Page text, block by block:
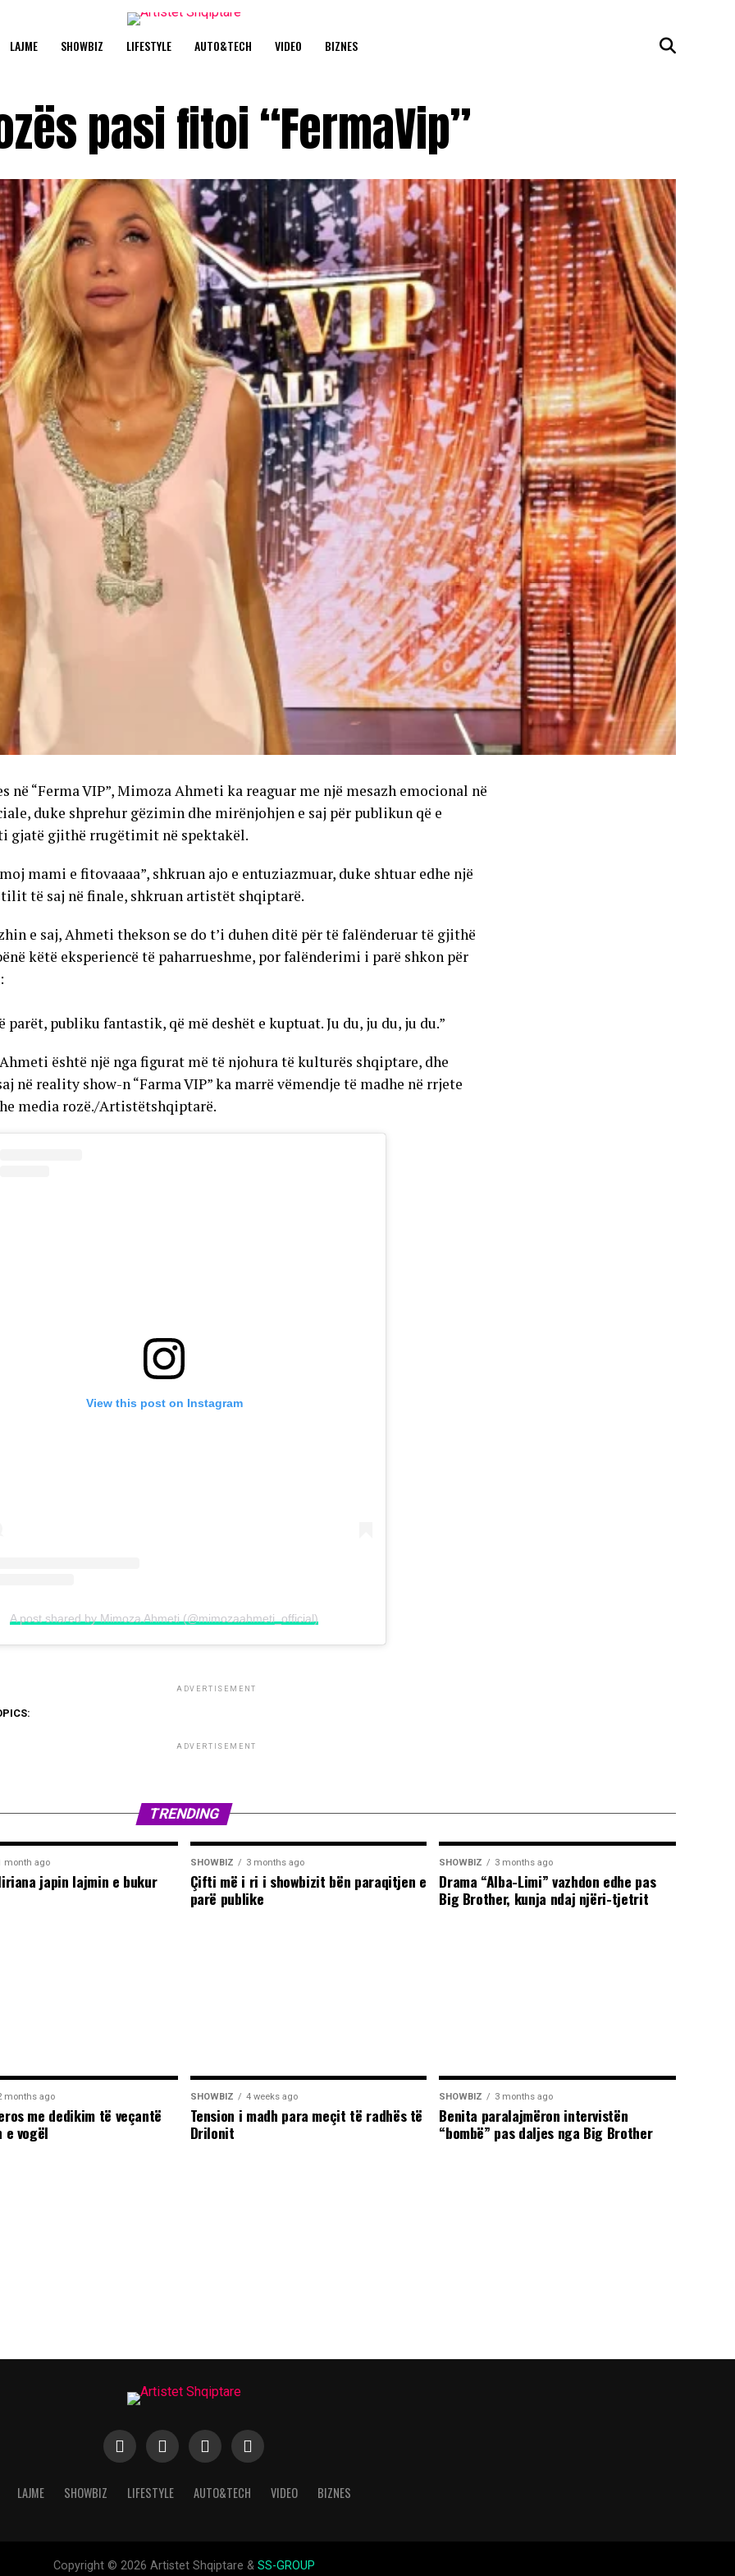
LAJME SHOWBIZ LIFESTYLE AUTO&TECH VIDEO BIZNES
pasi fitoi “FermaVip”
në “Ferma VIP”, Mimoza Ahmeti ka reaguar me një mesazh emocional në
duke shprehur gëzimin dhe mirënjohjen e saj për publikun që e
gjatë gjithë rrugëtimit në spektakël.
mami e fitovaaaa”, shkruan ajo e entuziazmuar, duke shtuar edhe një
të saj në finale, shkruan artistët shqiptarë.
e saj, Ahmeti thekson se do t’i duhen ditë për të falënderuar të gjithë
këtë eksperiencë të paharrueshme, por falënderimi i parë shkon për
parët, publiku fantastik, që më deshët e kuptuat. Ju du, ju du, ju du.”
është një nga figurat më të njohura të kulturës shqiptare, dhe
në reality show-n “Farma VIP” ka marrë vëmendje të madhe në rrjete
media rozë./Artistëtshqiptarë.
View this post on Instagram
A post shared by Mimoza Ahmeti (@mimozaahmeti_official)
ADVERTISEMENT
ADVERTISEMENT
TRENDING
month ago
japin lajmin e bukur
SHOWBIZ 3 months ago
Çifti më i ri i showbizit bën paraqitjen e
parë publike
SHOWBIZ 3 months ago
Drama “Alba-Limi” vazhdon edhe pas
Big Brother, kunja ndaj njëri-tjetrit
months ago
me dedikim të veçantë
e vogël
SHOWBIZ 4 weeks ago
Tension i madh para meçit të radhës të
Drilonit
SHOWBIZ 3 months ago
Benita paralajmëron intervistën
“bombë” pas daljes nga Big Brother
LAJME SHOWBIZ LIFESTYLE AUTO&TECH VIDEO BIZNES
Copyright © 2026 Artistet Shqiptare & SS-GROUP